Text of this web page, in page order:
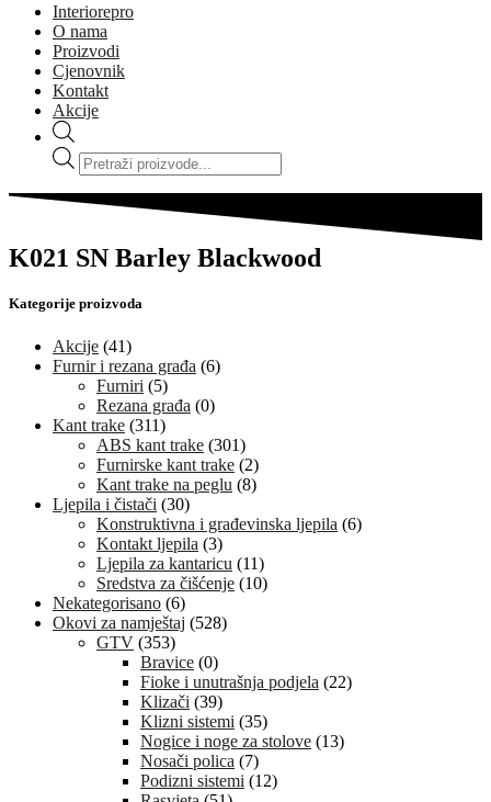
Interiorepro
O nama
Proizvodi
Cjenovnik
Kontakt
Akcije
Products
search
K021 SN Barley Blackwood
Kategorije proizvoda
Akcije (41)
Furnir i rezana građa (6)
Furniri (5)
Rezana građa (0)
Kant trake (311)
ABS kant trake (301)
Furnirske kant trake (2)
Kant trake na peglu (8)
Ljepila i čistači (30)
Konstruktivna i građevinska ljepila (6)
Kontakt ljepila (3)
Ljepila za kantaricu (11)
Sredstva za čišćenje (10)
Nekategorisano (6)
Okovi za namještaj (528)
GTV (353)
Bravice (0)
Fioke i unutrašnja podjela (22)
Klizači (39)
Klizni sistemi (35)
Nogice i noge za stolove (13)
Nosači polica (7)
Podizni sistemi (12)